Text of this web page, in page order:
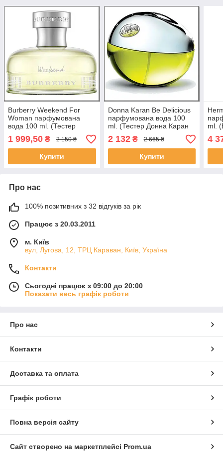
Burberry Weekend For
Woman парфумована
вода 100 ml. (Тестер
Барбері Вікенд Фо Вумен)
1 999,50 ₴ 2 150 ₴
Купити
Donna Karan Be Delicious
парфумована вода 100
ml. (Тестер Донна Каран
Бі Делішес)
2 132₴ 2 665 ₴
Купити
ml.
4
Про нас
100% позитивних з 32 відгуків за рік
Працює з 20.03.2011
м. Київ
вул, Лугова, 12, ТРЦ Караван, Київ, Україна
Контакти
Сьогодні працює з 09:00 до 20:00
Показати весь графік роботи
Про нас
Контакти
Доставка та оплата
Графік роботи
Повна версія сайту
Сайт створено на маркетплейсі Prom.ua